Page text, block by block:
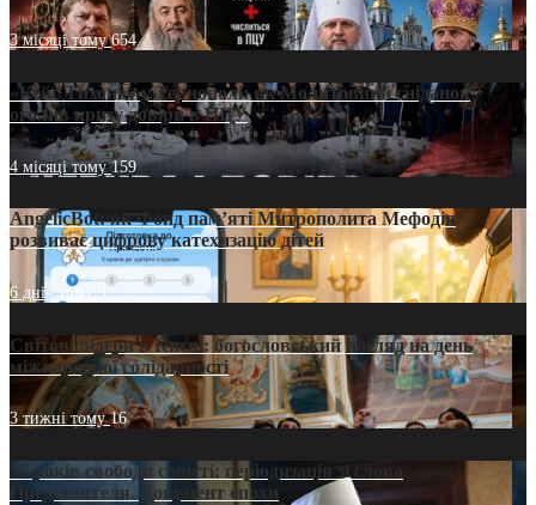
3 місяці тому654
«Кейс Тихона» у Тернополі: як Молитовний сніданок
оголив кризу довіри в ПЦУ
4 місяці тому159
AngelicBot: як Фонд пам’яті Митрополита Мефодія
розвиває цифрову катехизацію дітей
6 днів тому9
Світові лідери в Києві: богословський погляд на день
міжнародної солідарності
3 тижні тому16
35 років свободи совісті: періодизація зі слова
Предстоятеля. Документ епохи